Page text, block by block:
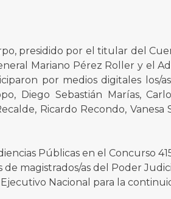
presidido por el titular del
Mariano Pérez Roller y el
por medios digitales los/as
Diego Sebastián Marías,
Ricardo Recondo, Vanesa
Públicas en el Concurso
magistrados/as del Poder
Nacional para la